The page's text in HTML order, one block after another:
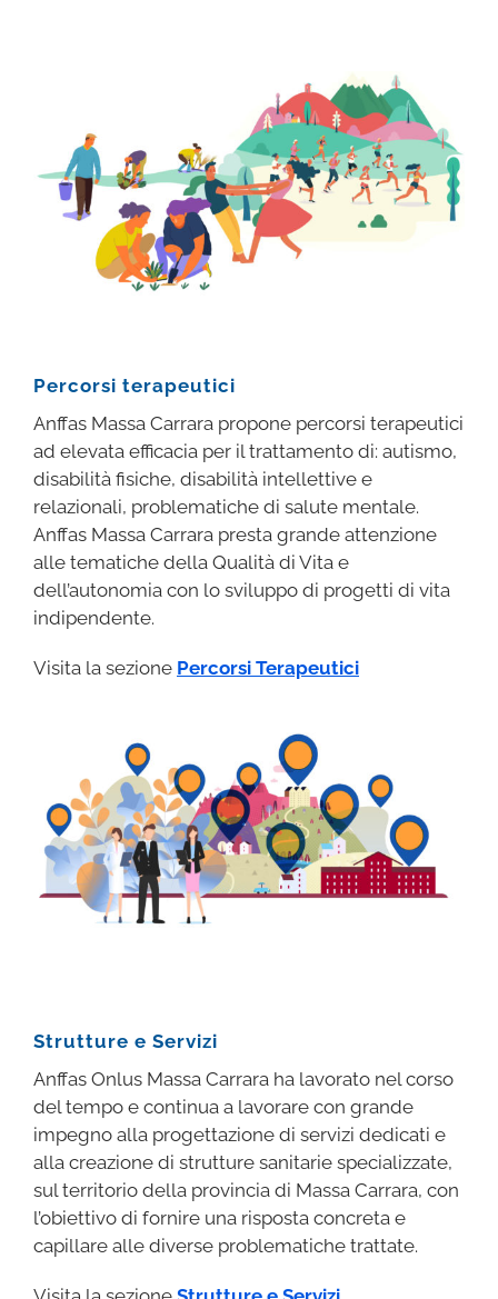
Percorsi terapeutici
Anffas Massa Carrara propone percorsi terapeutici
ad elevata efficacia per il trattamento di: autismo,
disabilità fisiche, disabilità intellettive e
relazionali, problematiche di salute mentale.
Anffas Massa Carrara presta grande attenzione
alle tematiche della Qualità di Vita e
dell’autonomia con lo sviluppo di progetti di vita
indipendente.
Visita la sezione Percorsi Terapeutici
Strutture e Servizi
Anffas Onlus Massa Carrara ha lavorato nel corso
del tempo e continua a lavorare con grande
impegno alla progettazione di servizi dedicati e
alla creazione di strutture sanitarie specializzate,
sul territorio della provincia di Massa Carrara, con
l’obiettivo di fornire una risposta concreta e
capillare alle diverse problematiche trattate.